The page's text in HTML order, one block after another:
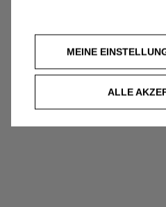
MEINE
ALLE